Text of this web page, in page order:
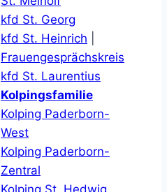
kfd St. Georg
kfd St. Heinrich
Frauengesprächskreis
kfd St. Laurentius
Kolpingsfamilie
Kolping Paderborn-
West
Kolping Paderborn-
Zentral
Kolping St. Hedwig